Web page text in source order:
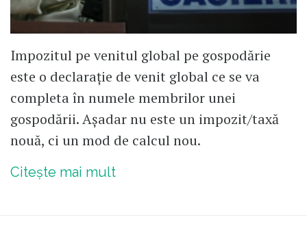
Impozitul pe venitul global pe gospodărie
este o declarație de venit global ce se va
completa în numele membrilor unei
gospodării. Așadar nu este un impozit/taxă
nouă, ci un mod de calcul nou.
Citește mai mult